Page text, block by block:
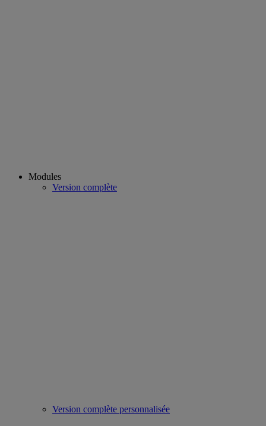
Modules
Version complète
Version complète personnalisée